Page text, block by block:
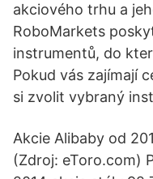
akciového trhu a
RoboMarkets
instrumentů, do
Pokud vás zajímají
si zvolit vybraný
Akcie Alibaby od
(Zdroj: eToro.com)